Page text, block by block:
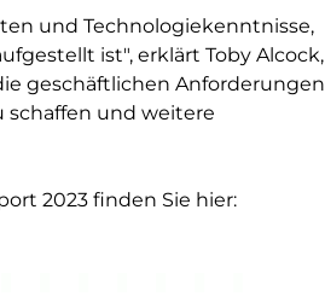
und Technologiekenntnisse,
ist", erklärt Toby Alcock,
geschäftlichen Anforderungen
schaffen und weitere
2023 finden Sie hier: